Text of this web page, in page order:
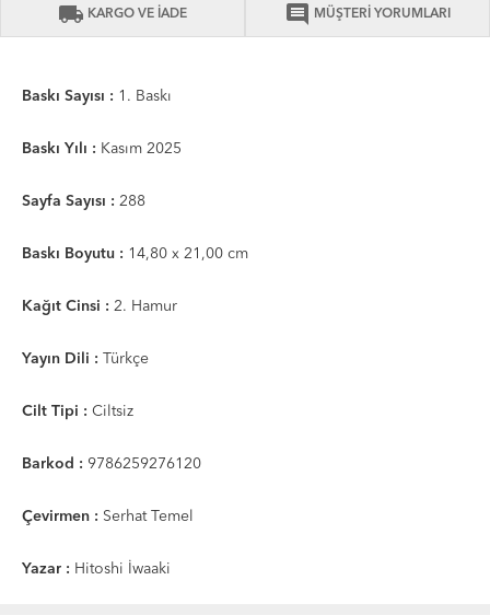
local_shipping KARGO VE İADE comment MÜŞTERİ YORUMLARI
Baskı Sayısı : 1. Baskı
Baskı Yılı : Kasım 2025
Sayfa Sayısı : 288
Baskı Boyutu : 14,80 x 21,00 cm
Kağıt Cinsi : 2. Hamur
Yayın Dili : Türkçe
Cilt Tipi : Ciltsiz
Barkod : 9786259276120
Çevirmen : Serhat Temel
Yazar : Hitoshi İwaaki